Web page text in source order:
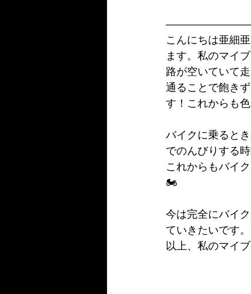
こんにちは亜細
ます。私のマイ
路が空いていて
通ることで飽き
す！これからも
バイクに乗ると
でのんびりする
これからもバイ
🏍️
今は完全にバイ
ていきたいです。
以上、私のマイ